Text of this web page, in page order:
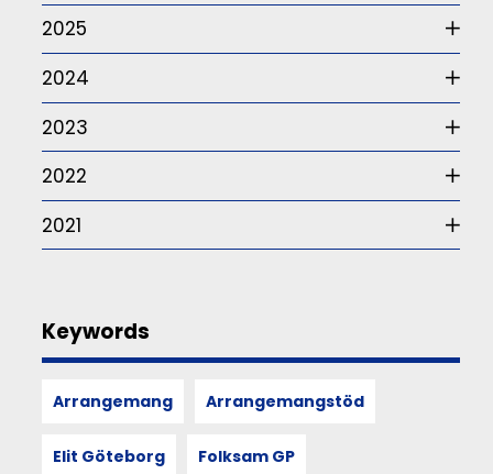
2025
2024
2023
2022
2021
Keywords
Arrangemang Arrangemangstöd
Elit Göteborg Folksam GP
Det
är
frågan
som
ur
ett
somatiskt
–
alltså
hur
rörelser
och
kroppsliga
formar
återspeglar